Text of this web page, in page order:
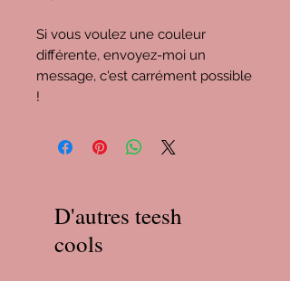
Si vous voulez une couleur
différente, envoyez-moi un
message, c'est carrément possible
!
D'autres teesh
cools